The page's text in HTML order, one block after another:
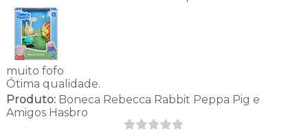
muito fofo
Ótima qualidade.
Produto:Boneca Rebecca Rabbit Peppa Pig e
Amigos Hasbro